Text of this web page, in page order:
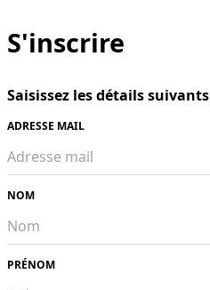
S'inscrire
Saisissez les détails suivants
ADRESSE MAIL
NOM
PRÉNOM